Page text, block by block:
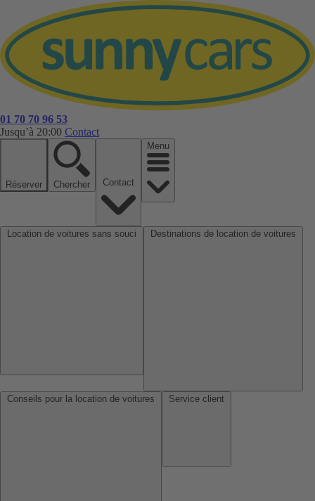
01 70 70 96 53
Jusqu’à 20:00 Contact
Réserver Chercher
Menu